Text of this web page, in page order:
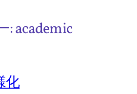
:academic
化